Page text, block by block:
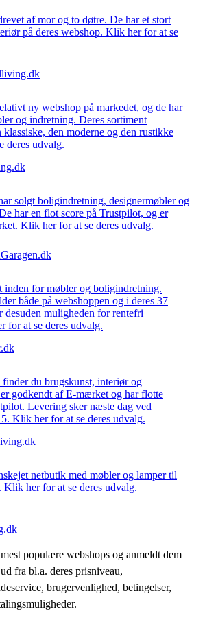
af mor og to døtre. De har et stort
på deres webshop. Klik her for at se
ny webshop på markedet, og de har
og indretning. Deres sortiment
klassiske, den moderne og den rustikke
deres udvalg.
solgt boligindretning, designermøbler og
har en flot score på Trustpilot, og er
Klik her for at se deres udvalg.
inden for møbler og boligindretning.
både på webshoppen og i deres 37
muligheden for rentefri
for at se deres udvalg.
du brugskunst, interiør og
godkendt af E-mærket og har flotte
Levering sker næste dag ved
Klik her for at se deres udvalg.
netbutik med møbler og lamper til
her for at se deres udvalg.
populære webshops og anmeldt dem
fra bl.a. deres prisniveau,
brugervenlighed, betingelser,